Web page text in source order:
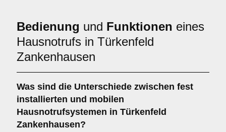
Bedienung und Funktionen eines
Hausnotrufs in Türkenfeld
Zankenhausen
Was sind die Unterschiede zwischen fest
installierten und mobilen
Hausnotrufsystemen in Türkenfeld
Zankenhausen?